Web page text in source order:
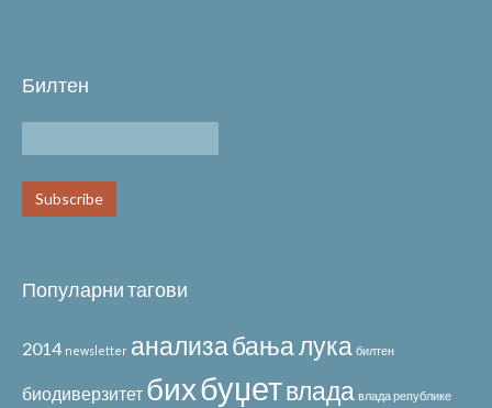
Билтен
Популарни тагови
2014 newsletter анализабања лука билтен
биодиверзитет бихбуџетвлада влада републике